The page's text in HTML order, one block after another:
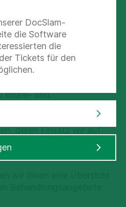
UNSER
einzel- und
deren Einsatz wir auf
abstimmen
DocSlam-
die Software
die
Tickets für den